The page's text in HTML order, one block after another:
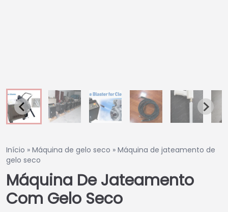
Início » Máquina de gelo seco » Máquina de jateamento de
gelo seco
Máquina De Jateamento
Com Gelo Seco